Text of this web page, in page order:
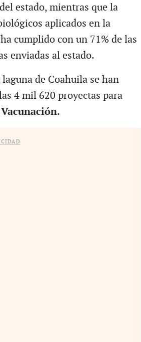
estado, mientras que la
aplicados en la
cumplido con un 71% de las
enviadas al estado.
de Coahuila se han
4 mil 620 proyectas para